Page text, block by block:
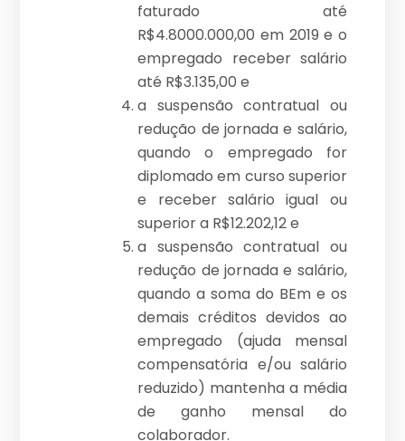
faturado até
R$4.8000.000,00 em 2019 e o
empregado receber salário
até R$3.135,00 e
a suspensão contratual ou
redução de jornada e salário,
quando o empregado for
diplomado em curso superior
e receber salário igual ou
superior a R$12.202,12 e
a suspensão contratual ou
redução de jornada e salário,
quando a soma do BEm e os
demais créditos devidos ao
empregado (ajuda mensal
compensatória e/ou salário
reduzido) mantenha a média
de ganho mensal do
colaborador.